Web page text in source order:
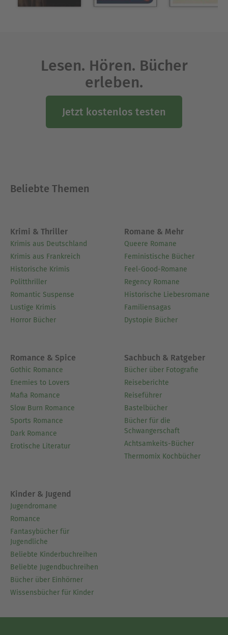
Lesen. Hören. Bücher
erleben.
Jetzt kostenlos testen
Beliebte Themen
Krimi & Thriller
Krimis aus Deutschland
Krimis aus Frankreich
Historische Krimis
Politthriller
Romantic Suspense
Lustige Krimis
Horror Bücher
Romane & Mehr
Queere Romane
Feministische Bücher
Feel-Good-Romane
Regency Romane
Historische Liebesromane
Familiensagas
Dystopie Bücher
Romance & Spice
Gothic Romance
Enemies to Lovers
Mafia Romance
Slow Burn Romance
Sports Romance
Dark Romance
Erotische Literatur
Sachbuch & Ratgeber
Bücher über Fotografie
Reiseberichte
Reiseführer
Bastelbücher
Bücher für die
Schwangerschaft
Achtsamkeits-Bücher
Thermomix Kochbücher
Kinder & Jugend
Jugendromane
Romance
Fantasybücher für
Jugendliche
Beliebte Kinderbuchreihen
Beliebte Jugendbuchreihen
Bücher über Einhörner
Wissensbücher für Kinder